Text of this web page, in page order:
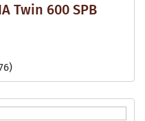
Twin 600 SPB